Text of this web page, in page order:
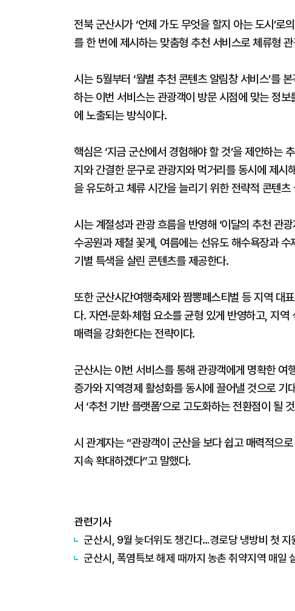
전북 군산시가 ‘언제 가도 무엇을 할지 아는 도시’로
를 한 번에 제시하는 맞춤형 추천 서비스로 체류형
시는 5월부터 ‘월별 추천 콘텐츠 알림창 서비스’를
하는 이번 서비스는 관광객이 방문 시점에 맞는 정
에 노출되는 방식이다.
핵심은 ‘지금 군산에서 경험해야 할 것’을 제안하는
지와 간결한 문구로 관광지와 먹거리를 동시에 제시
을 유도하고 체류 시간을 늘리기 위한 전략적 콘텐츠
시는 계절성과 관광 흐름을 반영해 ‘이달의 추천 관
수공원과 제철 꽃게, 여름에는 선유도 해수욕장과
기별 특색을 살린 콘텐츠를 제공한다.
또한 군산시간여행축제와 짬뽕페스티벌 등 지역 대
다. 자연·문화·체험 요소를 균형 있게 반영하고, 지
매력을 강화한다는 전략이다.
군산시는 이번 서비스를 통해 관광객에게 명확한 여
증가와 지역경제 활성화를 동시에 끌어낼 것으로 기
서 ‘추천 기반 플랫폼’으로 고도화하는 전환점이 될
시 관계자는 “관광객이 군산을 보다 쉽고 매력적으
지속 확대하겠다”고 말했다.
관련기사
군산시, 9월 늦더위도 챙긴다…경로당 냉방비 첫 지
군산시, 폭염특보 해제 때까지 농촌 취약지역 매일